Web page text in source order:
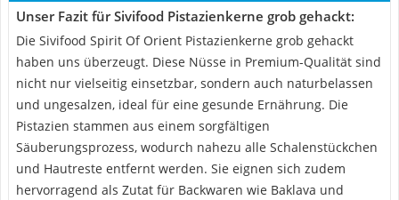
Unser Fazit für Sivifood Pistazienkerne grob gehackt:
Die Sivifood ‎Spirit Of Orient Pistazienkerne grob gehackt
haben uns überzeugt. Diese Nüsse in Premium-Qualität sind
nicht nur vielseitig einsetzbar, sondern auch naturbelassen
und ungesalzen, ideal für eine gesunde Ernährung. Die
Pistazien stammen aus einem sorgfältigen
Säuberungsprozess, wodurch nahezu alle Schalenstückchen
und Hautreste entfernt werden. Sie eignen sich zudem
hervorragend als Zutat für Backwaren wie Baklava und